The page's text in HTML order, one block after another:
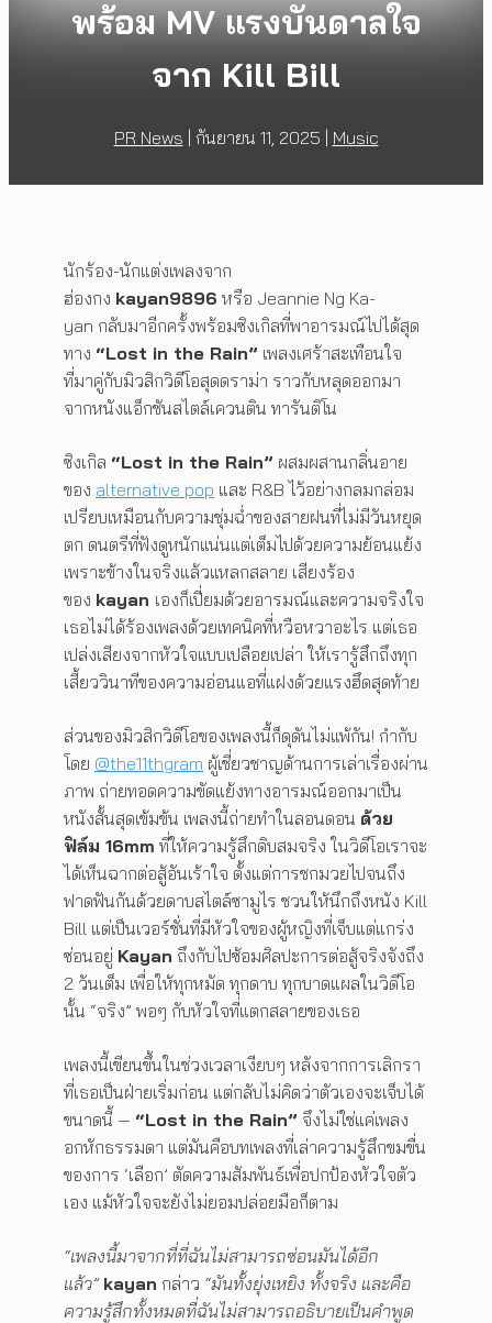
พร้อม MV แรงบันดาลใจ
จาก Kill Bill
PR News | กันยายน 11, 2025 | Music
นักร้อง-นักแต่งเพลงจาก
ฮ่องกง kayan9896 หรือ Jeannie Ng Ka-
yan กลับมาอีกครั้งพร้อมซิงเกิลที่พาอารมณ์ไปได้สุด
ทาง “Lost in the Rain” เพลงเศร้าสะเทือนใจ
ที่มาคู่กับมิวสิกวิดีโอสุดดราม่า ราวกับหลุดออกมา
จากหนังแอ็กชันสไตล์เควนติน ทารันติโน
ซิงเกิล “Lost in the Rain” ผสมผสานกลิ่นอาย
ของ alternative pop และ R&B ไว้อย่างกลมกล่อม
เปรียบเหมือนกับความชุ่มฉ่ำของสายฝนที่ไม่มีวันหยุด
ตก ดนตรีที่ฟังดูหนักแน่นแต่เต็มไปด้วยความย้อนแย้ง
เพราะข้างในจริงแล้วแหลกสลาย เสียงร้อง
ของ kayan เองก็เปี่ยมด้วยอารมณ์และความจริงใจ
เธอไม่ได้ร้องเพลงด้วยเทคนิคที่หวือหวาอะไร แต่เธอ
เปล่งเสียงจากหัวใจแบบเปลือยเปล่า ให้เรารู้สึกถึงทุก
เสี้ยววินาทีของความอ่อนแอที่แฝงด้วยแรงฮึดสุดท้าย
ส่วนของมิวสิกวิดีโอของเพลงนี้ก็ดุดันไม่แพ้กัน! กำกับ
โดย @the11thgram ผู้เชี่ยวชาญด้านการเล่าเรื่องผ่าน
ภาพ ถ่ายทอดความขัดแย้งทางอารมณ์ออกมาเป็น
หนังสั้นสุดเข้มข้น เพลงนี้ถ่ายทำในลอนดอน ด้วย
ฟิล์ม 16mm ที่ให้ความรู้สึกดิบสมจริง ในวิดีโอเราจะ
ได้เห็นฉากต่อสู้อันเร้าใจ ตั้งแต่การชกมวยไปจนถึง
ฟาดฟันกันด้วยดาบสไตล์ซามูไร ชวนให้นึกถึงหนัง Kill
Bill แต่เป็นเวอร์ชั่นที่มีหัวใจของผู้หญิงที่เจ็บแต่แกร่ง
ซ่อนอยู่ Kayan ถึงกับไปซ้อมศิลปะการต่อสู้จริงจังถึง
2 วันเต็ม เพื่อให้ทุกหมัด ทุกดาบ ทุกบาดแผลในวิดีโอ
นั้น “จริง” พอๆ กับหัวใจที่แตกสลายของเธอ
เพลงนี้เขียนขึ้นในช่วงเวลาเงียบๆ หลังจากการเลิกรา
ที่เธอเป็นฝ่ายเริ่มก่อน แต่กลับไม่คิดว่าตัวเองจะเจ็บได้
ขนาดนี้ — “Lost in the Rain” จึงไม่ใช่แค่เพลง
อกหักธรรมดา แต่มันคือบทเพลงที่เล่าความรู้สึกขมขื่น
ของการ ‘เลือก’ ตัดความสัมพันธ์เพื่อปกป้องหัวใจตัว
เอง แม้หัวใจจะยังไม่ยอมปล่อยมือก็ตาม
“เพลงนี้มาจากที่ที่ฉันไม่สามารถซ่อนมันได้อีก
แล้ว” kayan กล่าว “มันทั้งยุ่งเหยิง ทั้งจริง และคือ
ความรู้สึกทั้งหมดที่ฉันไม่สามารถอธิบายเป็นคำพูด